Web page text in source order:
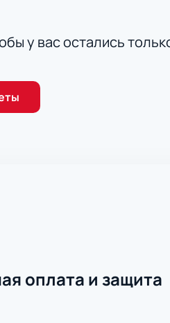
у вас остались
оплата и защита